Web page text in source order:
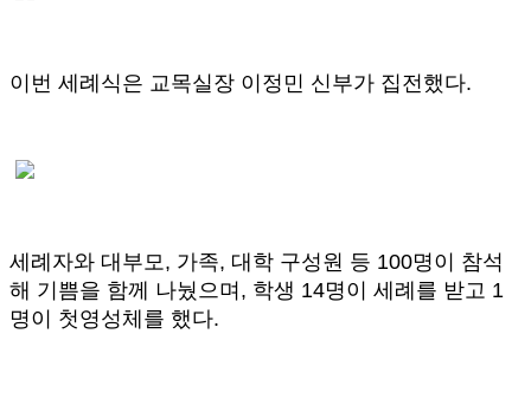
이번 세례식은 교목실장 이정민 신부가 집전했다.
세례자와 대부모, 가족, 대학 구성원 등 100명이 참석
해 기쁨을 함께 나눴으며, 학생 14명이 세례를 받고 1
명이 첫영성체를 했다.